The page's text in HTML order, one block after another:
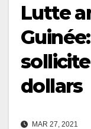
Lutte
dollars
MAR 27, 2021